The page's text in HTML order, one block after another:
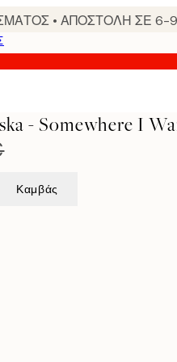
• ΑΠΟΣΤΟΛΗ ΣΕ 6-
- Somewhere I
Καμβάς